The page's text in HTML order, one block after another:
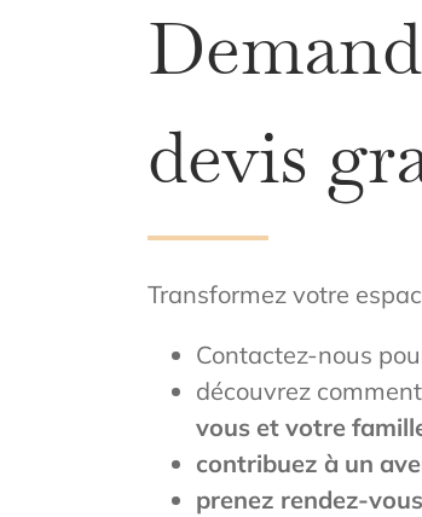
devis
Transformez votre
Contactez-nous
découvrez comment
vous et votre
contribuez à un
prenez rendez-vous